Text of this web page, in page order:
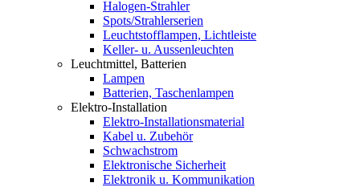
Halogen-Strahler
Spots/Strahlerserien
Leuchtstofflampen, Lichtleiste
Keller- u. Aussenleuchten
Leuchtmittel, Batterien
Lampen
Batterien, Taschenlampen
Elektro-Installation
Elektro-Installationsmaterial
Kabel u. Zubehör
Schwachstrom
Elektronische Sicherheit
Elektronik u. Kommunikation